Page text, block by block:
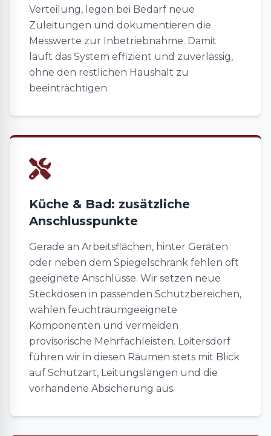
Verteilung, legen bei Bedarf neue
Zuleitungen und dokumentieren die
Messwerte zur Inbetriebnahme. Damit
läuft das System effizient und zuverlässig,
ohne den restlichen Haushalt zu
beeinträchtigen.
Küche & Bad: zusätzliche
Anschlusspunkte
Gerade an Arbeitsflächen, hinter Geräten
oder neben dem Spiegelschrank fehlen oft
geeignete Anschlüsse. Wir setzen neue
Steckdosen in passenden Schutzbereichen,
wählen feuchtraumgeeignete
Komponenten und vermeiden
provisorische Mehrfachleisten. Loitersdorf
führen wir in diesen Räumen stets mit Blick
auf Schutzart, Leitungslängen und die
vorhandene Absicherung aus.